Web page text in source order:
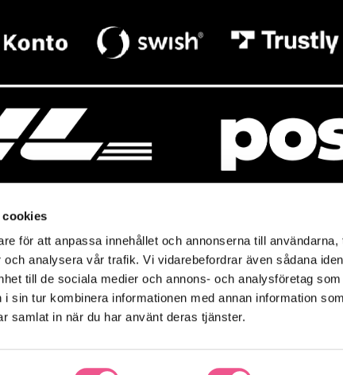
cookies
för att anpassa innehållet och annonserna till användarna,
analysera vår trafik. Vi vidarebefordrar även sådana
till de sociala medier och annons- och analysföretag
sin tur kombinera informationen med annan information
samlat in när du har använt deras tjänster.
Mitt Baresso
Baresso Family
Mitt konto
Ändra cookieinställningar